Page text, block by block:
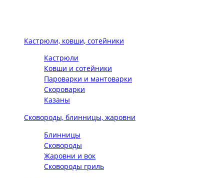
Кастрюли, ковши, сотейники
Кастрюли
Ковши и сотейники
Пароварки и мантоварки
Скороварки
Казаны
Сковороды, блинницы, жаровни
Блинницы
Сковороды
Жаровни и вок
Сковороды гриль